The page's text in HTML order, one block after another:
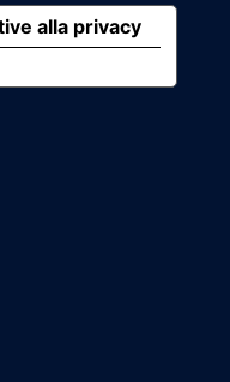
alla privacy